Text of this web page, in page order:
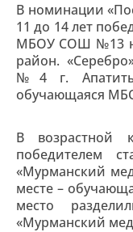
В номинации
11 до 14 лет
МБОУ СОШ №13
район.
№4 г.
обучающаяся
В возрастной
победителем
«Мурманский
месте –
место
«Мурманский